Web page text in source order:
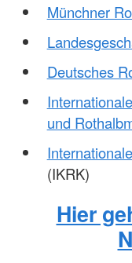
Münchner
Deutsches
und
(IKRK)
Hier